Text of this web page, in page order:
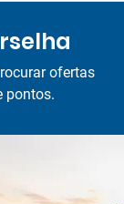
ofertas
pontos.